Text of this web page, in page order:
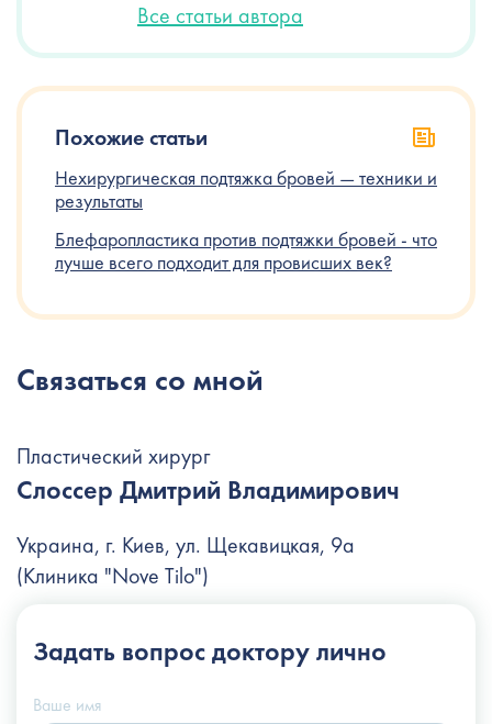
Все статьи автора
Похожие статьи
Нехирургическая подтяжка бровей — техники и
результаты
Блефаропластика против подтяжки бровей - что
лучше всего подходит для провисших век?
Связаться со мной
Пластический хирург
Слоссер Дмитрий Владимирович
Украина, г. Киев, ул. Щекавицкая, 9а
(Клиника "Nove Tilo")
+38 (066) 122-6-111
info@slosser.com.ua
Задать вопросдоктору лично
Ваше имя